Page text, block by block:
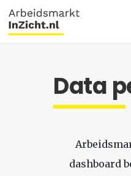
Data
dashboard